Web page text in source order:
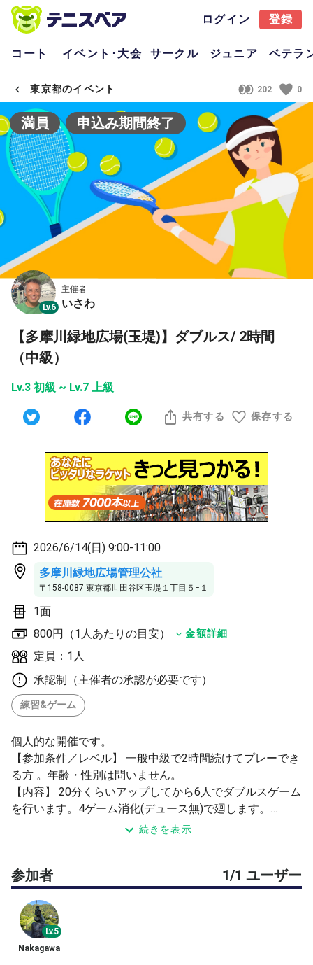
ログイン 登録
コート イベント･大会 サークル ジュニア ベテラ
東京都のイベント 202 0
満員 申込み期間終了
Lv.6
主催者
いさわ
【多摩川緑地広場(玉堤)】ダブルス/ 2時間
（中級）
Lv.3 初級 ~ Lv.7 上級
共有する 保存する
2026/6/14(日) 9:00-11:00
多摩川緑地広場管理公社
〒158-0087 東京都世田谷区玉堤１丁目５−１
1面
800円（1人あたりの目安）
金額詳細
定員：1人
承認制（主催者の承認が必要です）
練習&ゲーム
個人的な開催です。
【参加条件／レベル】 一般中級で2時間続けてプレーでき
る方 。年齢・性別は問いません。
【内容】 20分くらいアップしてから6人でダブルスゲーム
を行います。4ゲーム消化(デュース無)で廻します。
【雨天の場合】 雨天時等の中止は開始時間1時間前まで
に、このページでご連絡致します。多摩川緑地広場(玉堤)
テニスコートは当日晴れていても前日の雨で使用不可にな
る可能性をご了承ください。
【その他】
続きを表示
参加者 1/1 ユーザー
Lv.5
Nakagawa